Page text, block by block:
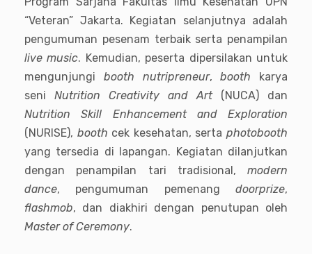
“Veteran” Jakarta. Kegiatan selanjutnya adalah
pengumuman pesenam terbaik serta penampilan
live music. Kemudian, peserta dipersilakan untuk
mengunjungi booth nutripreneur,booth karya
seni Nutrition Creativity and Art (NUCA) dan
Nutrition Skill Enhancement and Exploration
(NURISE), booth cek kesehatan, sertaphotobooth
yang tersedia di lapangan. Kegiatan dilanjutkan
dengan penampilan tari tradisional, modern
dance, pengumuman pemenang doorprize,
flashmob, dan diakhiri dengan penutupan oleh
Master of Ceremony.